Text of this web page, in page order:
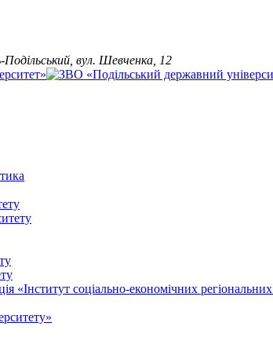
вул. Шевченка, 12
«Інститут соціально-економічних